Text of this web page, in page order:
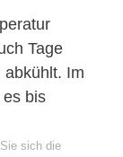
Tage
abkühlt. Im
es bis
sich die